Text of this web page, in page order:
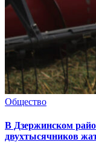
Общество
В Дзержинском
двухтысячников